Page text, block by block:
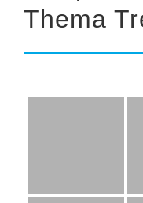
Thema